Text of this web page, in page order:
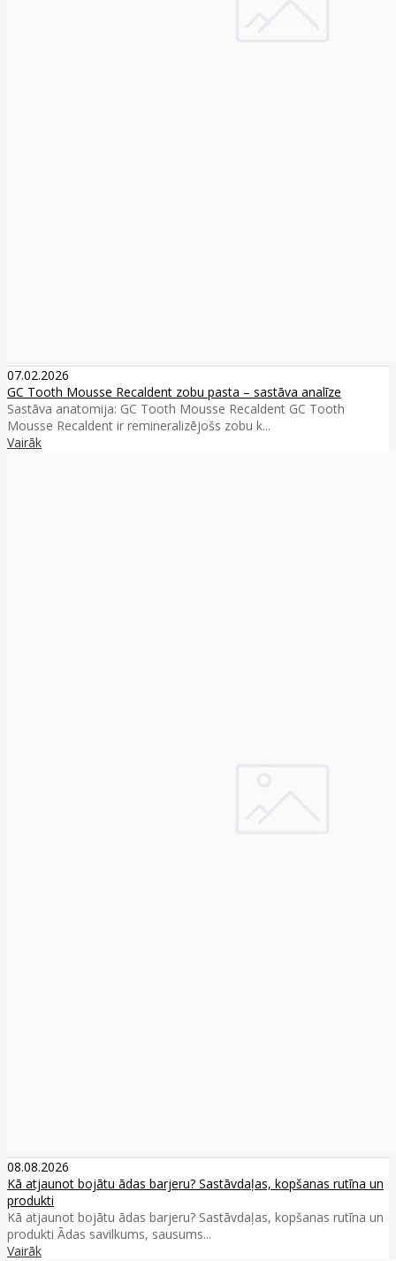
07.02.2026
GC Tooth Mousse Recaldent zobu pasta – sastāva analīze
Sastāva anatomija: GC Tooth Mousse Recaldent GC Tooth
Mousse Recaldent ir remineralizējošs zobu k...
Vairāk
08.08.2026
Kā atjaunot bojātu ādas barjeru? Sastāvdaļas, kopšanas rutīna un
produkti
Kā atjaunot bojātu ādas barjeru? Sastāvdaļas, kopšanas rutīna un
produkti Ādas savilkums, sausums...
Vairāk